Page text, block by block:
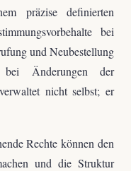
präzise definierten
bei
und Neubestellung
Änderungen der
nicht selbst; er
Rechte können den
und die Struktur